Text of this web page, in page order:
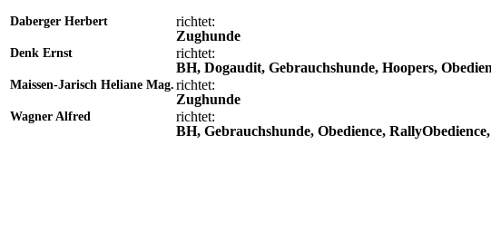
Daberger Herbert
richtet:
Zughunde
Denk Ernst
richtet:
BH, Dogaudit, Gebrauchshunde, Hoopers,
Maissen-Jarisch Heliane Mag. richtet:
Zughunde
Wagner Alfred
richtet:
BH, Gebrauchshunde, Obedience,